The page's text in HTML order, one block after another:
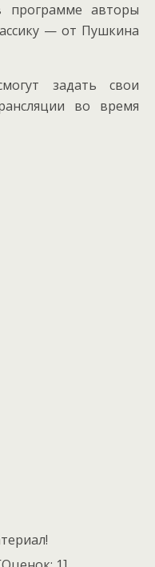
программе авторы
— от Пушкина
задать свои
во время